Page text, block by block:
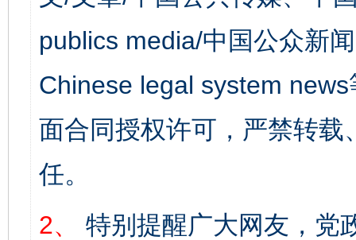
publics media/中国公众新
Chinese legal system
面合同授权许可，严禁转
任。
2、
特别提醒广大网友，党